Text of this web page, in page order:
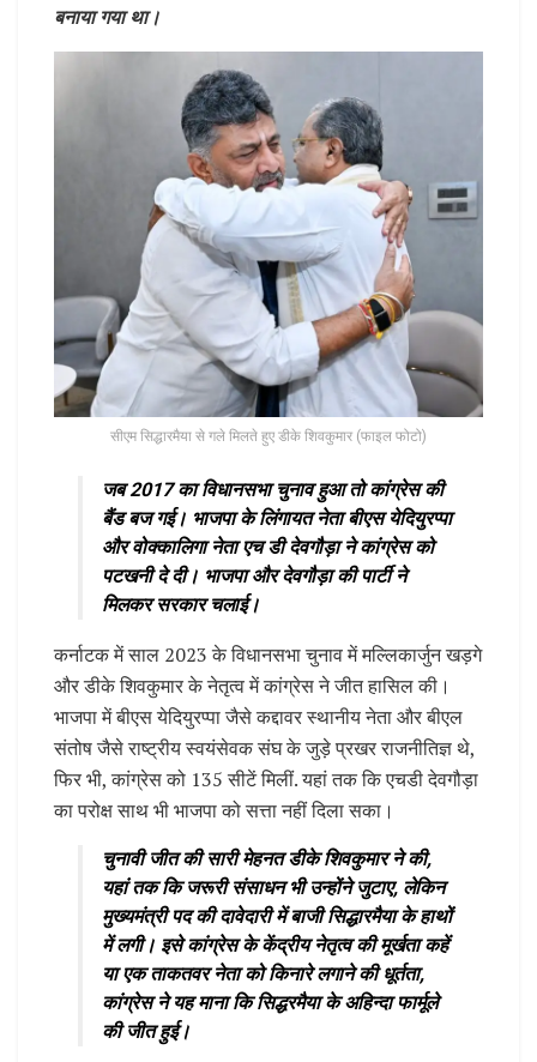
बनाया गया था।
सीएम सिद्धारमैया से गले मिलते हुए डीके शिवकुमार (फाइल फोटो)
जब 2017 का विधानसभा चुनाव हुआ तो कांग्रेस की
बैंड बज गई। भाजपा के लिंगायत नेता बीएस येदियुरप्पा
और वोक्कालिगा नेता एच डी देवगौड़ा ने कांग्रेस को
पटखनी दे दी। भाजपा और देवगौड़ा की पार्टी ने
मिलकर सरकार चलाई।
कर्नाटक में साल 2023 के विधानसभा चुनाव में मल्लिकार्जुन खड़गे
और डीके शिवकुमार के नेतृत्व में कांग्रेस ने जीत हासिल की।
भाजपा में बीएस येदियुरप्पा जैसे कद्दावर स्थानीय नेता और बीएल
संतोष जैसे राष्ट्रीय स्वयंसेवक संघ के जुड़े प्रखर राजनीतिज्ञ थे,
फिर भी, कांग्रेस को 135 सीटें मिलीं. यहां तक कि एचडी देवगौड़ा
का परोक्ष साथ भी भाजपा को सत्ता नहीं दिला सका।
चुनावी जीत की सारी मेहनत डीके शिवकुमार ने की,
यहां तक कि जरूरी संसाधन भी उन्होंने जुटाए, लेकिन
मुख्यमंत्री पद की दावेदारी में बाजी सिद्धारमैया के हाथों
में लगी। इसे कांग्रेस के केंद्रीय नेतृत्व की मूर्खता कहें
या एक ताकतवर नेता को किनारे लगाने की धूर्तता,
कांग्रेस ने यह माना कि सिद्धरमैया के अहिन्दा फार्मूले
की जीत हुई।